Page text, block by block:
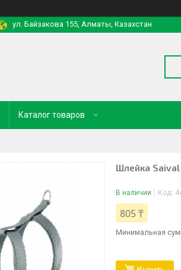
ул. Байзакова 155, Алматы, Казахстан
Каталог товаров
Шлейка
В наличии Код:
805 ₸
Минимальная